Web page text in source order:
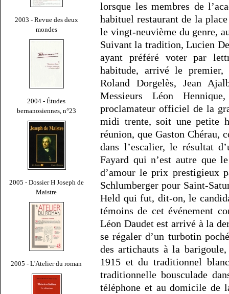
2003 - Revue des deux
mondes
2004 - Études
bernanosiennes, n°23
2005 - Dossier H Joseph de
Maistre
2005 - L'Atelier du roman
lorsque les membres de
habituel restaurant de la
le vingt-neuvième du genre,
Suivant la tradition, Lucien
ayant préféré voter par
habitude, arrivé le premier,
Roland Dorgelès, Jean
Messieurs Léon
proclamateur officiel de la
midi trente, soit une petite
réunion, que Gaston Chérau,
dans l’escalier, le résultat
Fayard qui n’est autre que
d’amour le prix prestigieux
Schlumberger pour Saint-
Held qui fut, dit-on, le
témoins de cet événement
Léon Daudet est arrivé à la
se régaler d’un turbotin
des artichauts à la
1915 et du traditionnel
traditionnelle bousculade
téléphone et au domicile de